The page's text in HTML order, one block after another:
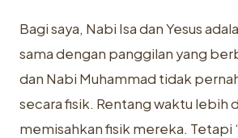
Bagi saya, Nabi Isa dan Yesus
sama dengan panggilan yang
dan Nabi Muhammad tidak
secara fisik. Rentang waktu lebih
memisahkan fisik mereka. Tetapi